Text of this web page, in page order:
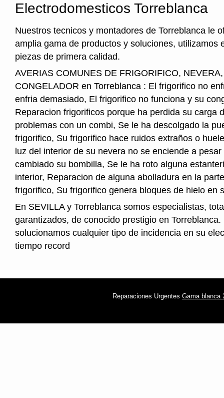
Electrodomesticos Torreblanca
Nuestros tecnicos y montadores de Torreblanca le
amplia gama de productos y soluciones, utilizamos
piezas de primera calidad.
AVERIAS COMUNES DE FRIGORIFICO,
CONGELADOR en Torreblanca : El frigorifico no
enfria demasiado, El frigorifico no funciona y su
Reparacion frigorificos porque ha perdida su carga
problemas con un combi, Se le ha descolgado la
frigorifico, Su frigorifico hace ruidos extraños o
luz del interior de su nevera no se enciende a
cambiado su bombilla, Se le ha roto alguna
interior, Reparacion de alguna abolladura en la
frigorifico, Su frigorifico genera bloques de hielo en
En SEVILLA y Torreblanca somos especialistas,
garantizados, de conocido prestigio en
solucionamos cualquier tipo de incidencia en su
tiempo record
Reparaciones Urgentes Gama blanca